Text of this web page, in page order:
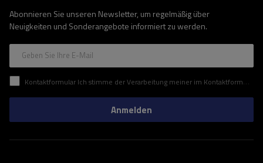
Abonnieren Sie unseren Newsletter, um regelmäßig über
Neuigkeiten und Sonderangebote informiert zu werden.
Geben Sie Ihre E-Mail
Kontaktformular Ich stimme der Verarbeitung meiner im Kontaktformular enthaltenen personenbezogenen Daten gemäß der Verordnung (EU) des Europäischen Parlaments und des Rates zu.
Anmelden